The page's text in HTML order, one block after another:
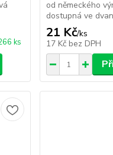
ks
od německého
dostupná ve
21 Kč/ks
17 Kč bez DPH